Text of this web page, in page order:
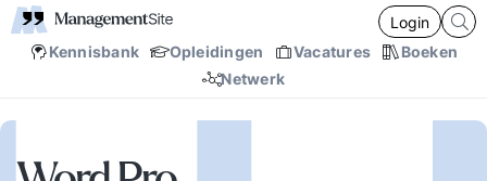
Kennisbank Opleidingen Vacatures
Boeken
Netwerk
Login